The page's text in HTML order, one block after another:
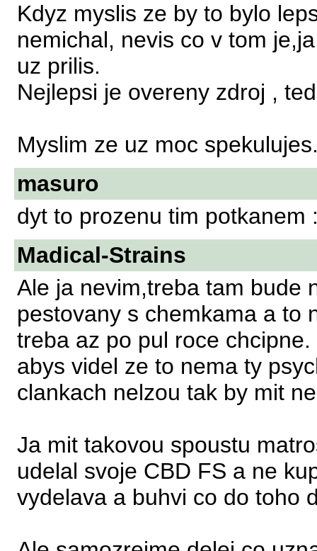
Kdyz myslis ze by to bylo
nemichal, nevis co v tom
uz prilis.
Nejlepsi je overeny zdroj ,
Myslim ze uz moc
masuro
dyt to prozenu tim potkanem
Madical-Strains
Ale ja nevim,treba tam bude
pestovany s chemkama a to
treba az po pul roce
abys videl ze to nema ty
clankach nelzou tak by mit
Ja mit takovou spoustu
udelal svoje CBD FS a ne
vydelava a buhvi co do toho